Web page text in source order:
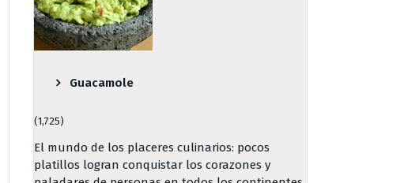
Guacamole
(1,725)
El mundo de los placeres culinarios: pocos
platillos logran conquistar los corazones y